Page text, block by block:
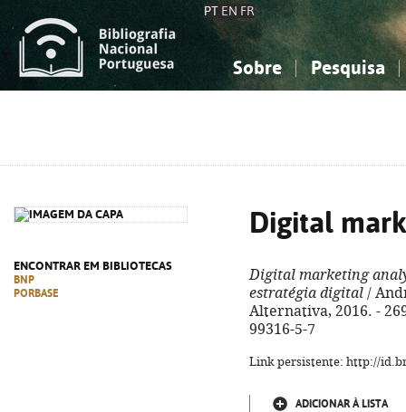
PT EN FR
Sobre Pesquisa
ENCONTRAR EM BIBLIOTECAS
BNP
PORBASE
Digital
Digital marketing
estratégia digital /
Alternativa, 2016. -
99316-5-7
Link persistente: http://
ADICIONAR À LISTA